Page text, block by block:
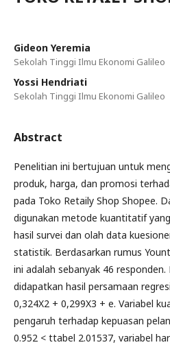
Gideon Yeremia
Sekolah Tinggi Ilmu Ekonomi Galileo
Yossi Hendriati
Sekolah Tinggi Ilmu Ekonomi Galileo
Abstract
Penelitian ini bertujuan untuk
produk, harga, dan promosi
pada Toko Retaily Shop Shopee.
digunakan metode kuantitatif
hasil survei dan olah data
statistik. Berdasarkan rumus
ini adalah sebanyak 46
didapatkan hasil persamaan
0,324X2 + 0,299X3 + e. Variabel
pengaruh terhadap kepuasan
0.952 < ttabel 2.01537, variabel